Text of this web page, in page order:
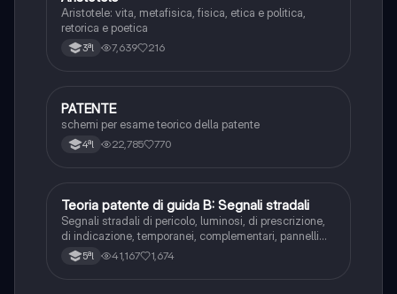
Aristotele: vita, metafisica, fisica, etica e politica,
retorica e poetica
3ªl 7,639 216
Altro
PATENTE
schemi per esame teorico della patente
4ªl 22,785 770
Ed. civ.
Teoria patente di guida B: Segnali stradali
Segnali stradali di pericolo, luminosi, di prescrizione,
di indicazione, temporanei, complementari, pannelli
integrativi, segnaletica orizzontale, segnalazioni
agenti del traffico, distanza di visibilità per l‘arresto,
5ªl 41,167 1,674